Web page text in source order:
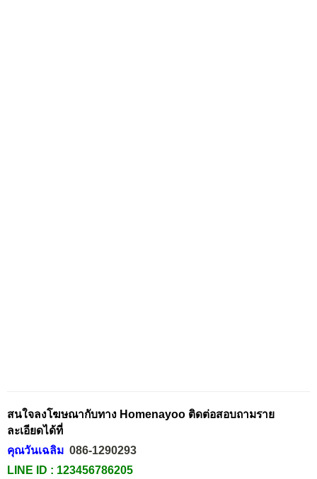
สนใจลงโฆษณากับทาง Homenayoo ติดต่อสอบถามราย
ละเอียดได้ที่
คุณวันเฉลิม 086-1290293
LINE ID : 123456786205